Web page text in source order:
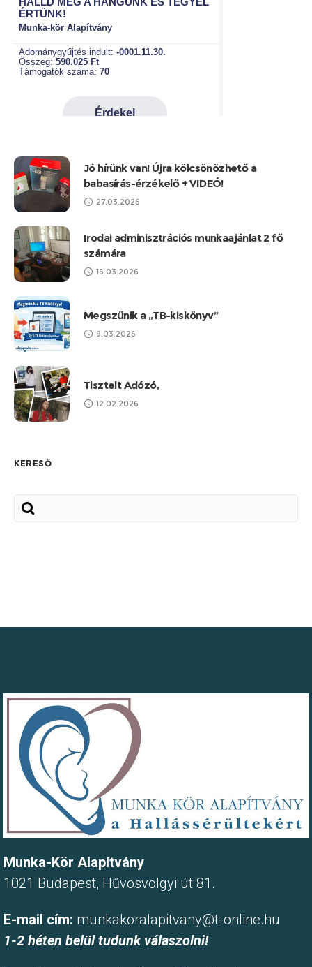
Jó hírünk van! Újra kölcsönözhető a
babasírás-érzékelő + VIDEÓ!
27.03.2026
Irodai adminisztrációs munkaajánlat 2 fő
számára
16.03.2026
Megszűnik a „TB-kiskönyv”
9.03.2026
Tisztelt Adózó,
12.02.2026
KERESŐ
Munka-Kör Alapítvány
1021 Budapest, Hűvösvölgyi út 81.
E-mail cím: munkakoralapitvany@t-online.hu
1-2 héten belül tudunk válaszolni!